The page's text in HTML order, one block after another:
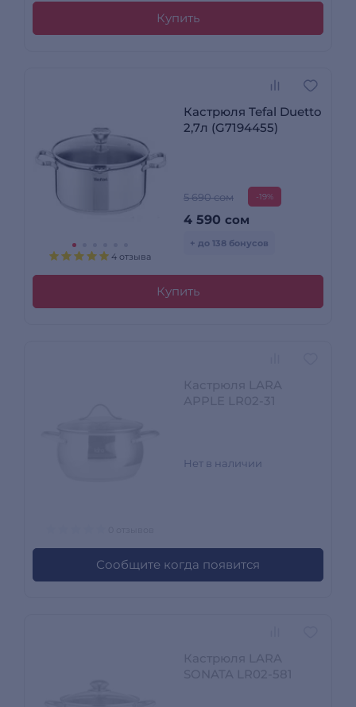
Купить
4 отзыва
Кастрюля Tefal Duetto
2,7л (G7194455)
5 690 сом -19%
4 590 сом
+ до 138 бонусов
Купить
Нет в наличии
Сообщите когда появится